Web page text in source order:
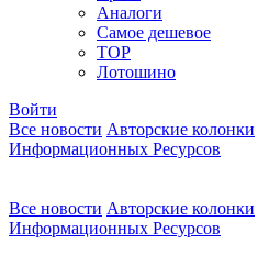
Аналоги
Самое дешевое
TOP
Лотошино
Войти
Все новости Авторские колонки
Информационных Ресурсов
Все новости Авторские колонки
Информационных Ресурсов